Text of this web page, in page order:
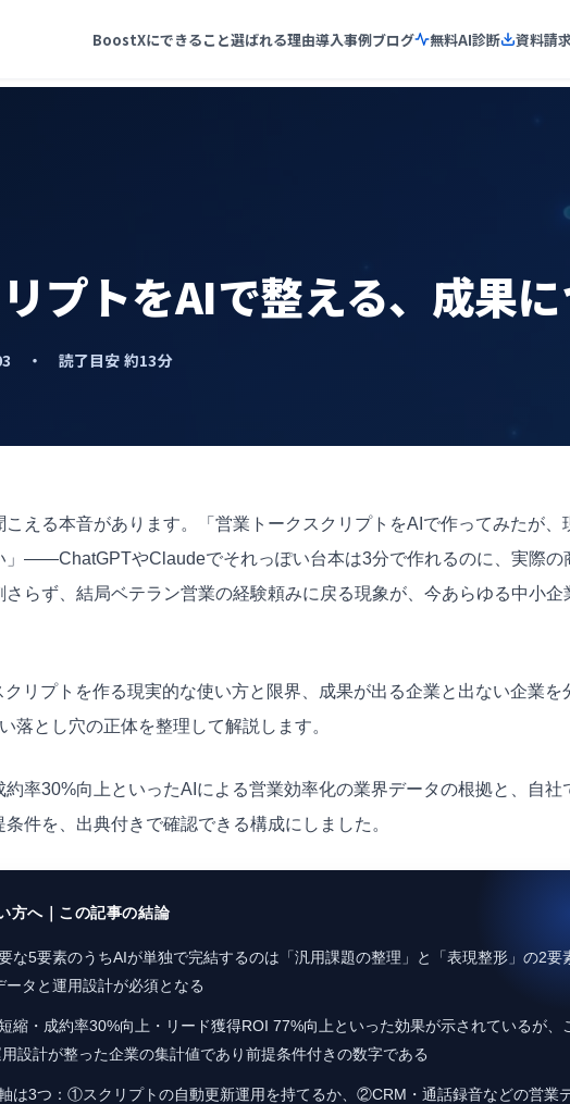
BoostXにできること選ばれる理由導入事例ブログ 無料AI診断 資料請
プトをAIで整える、成果
・ 読了目安 約13分
える本音があります。「営業トークスクリプトをAIで作ってみたが、
」——ChatGPTやClaudeでそれっぽい台本は3分で作れるのに、実際の
らず、結局ベテラン営業の経験頼みに戻る現象が、今あらゆる中小企
リプトを作る現実的な使い方と限界、成果が出る企業と出ない企業を
落とし穴の正体を整理して解説します。
率30%向上といったAIによる営業効率化の業界データの根拠と、自社
件を、出典付きで確認できる構成にしました。
方へ｜この記事の結論
な5要素のうちAIが単独で完結するのは「汎用課題の整理」と「表現整形」の2要
タと運用設計が必須となる
縮・成約率30%向上・リード獲得ROI 77%向上といった効果が示されているが、
設計が整った企業の集計値であり前提条件付きの数字である
は3つ：①スクリプトの自動更新運用を持てるか、②CRM・通話録音などの営業